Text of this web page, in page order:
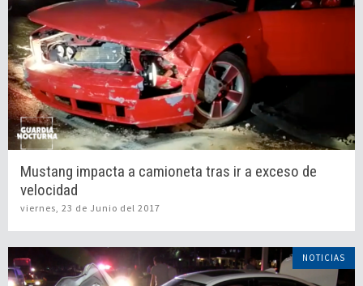
Mustang impacta a camioneta tras ir a exceso de
velocidad
viernes, 23 de Junio del 2017
NOTICIAS